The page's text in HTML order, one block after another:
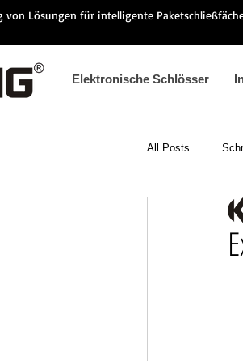
von Lösungen für intelligente
Elektronische Schlösser
All Posts